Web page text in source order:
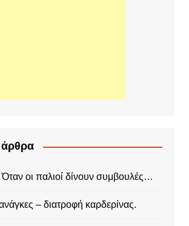
οι παλιοί δίνουν συμβουλές…
– διατροφή καρδερίνας.